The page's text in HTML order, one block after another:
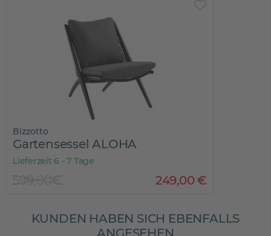
Bizzotto
Gartensessel ALOHA
Lieferzeit 6 - 7 Tage
249,00€
599,00€
KUNDEN HABEN SICH EBENFALLS
ANGESEHEN